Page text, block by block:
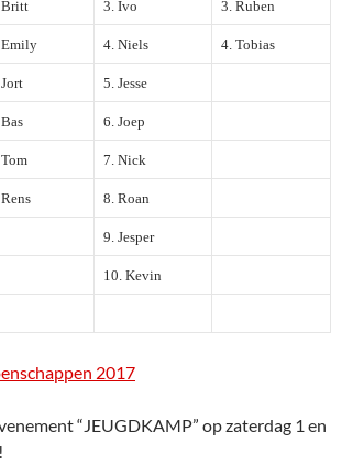
Britt 3. Ivo 3. Ruben
Emily 4. Niels 4. Tobias
5. Jesse
6. Joep
7. Nick
8. Roan
9. Jesper
10. Kevin
2017
“JEUGDKAMP” op zaterdag 1 en